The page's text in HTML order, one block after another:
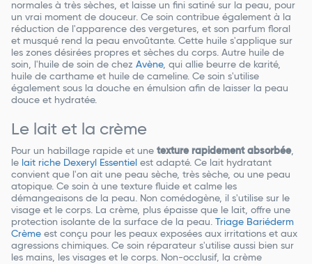
normales à très sèches, et laisse un fini satiné sur la peau, pour
un vrai moment de douceur. Ce soin contribue également à la
réduction de l'apparence des vergetures, et son parfum floral
et musqué rend la peau envoûtante. Cette huile s'applique sur
les zones désirées propres et sèches du corps. Autre huile de
soin, l'huile de soin de chez Avène, qui allie beurre de karité,
huile de carthame et huile de cameline. Ce soin s'utilise
également sous la douche en émulsion afin de laisser la peau
douce et hydratée.
Le lait et la crème
Pour un habillage rapide et une texture rapidement absorbée,
le lait riche Dexeryl Essentiel est adapté. Ce lait hydratant
convient que l'on ait une peau sèche, très sèche, ou une peau
atopique. Ce soin à une texture fluide et calme les
démangeaisons de la peau. Non comédogène, il s'utilise sur le
visage et le corps. La crème, plus épaisse que le lait, offre une
protection isolante de la surface de la peau. Triage Bariéderm
Crème est conçu pour les peaux exposées aux irritations et aux
agressions chimiques. Ce soin réparateur s'utilise aussi bien sur
les mains, les visages et le corps. Non-occlusif, la crème